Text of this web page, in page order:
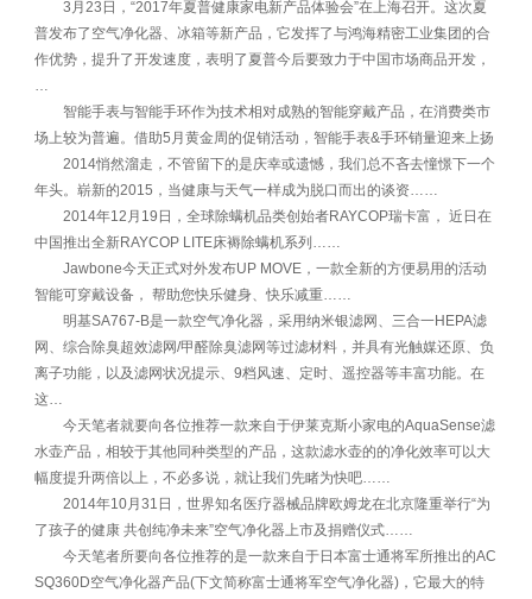
3月23日，“2017年夏普健康家电新产品体验会”在上海召开。这次夏
普发布了空气净化器、冰箱等新产品，它发挥了与鸿海精密工业集团的合
作优势，提升了开发速度，表明了夏普今后要致力于中国市场商品开发，
…
智能手表与智能手环作为技术相对成熟的智能穿戴产品，在消费类市
场上较为普遍。借助5月黄金周的促销活动，智能手表&手环销量迎来上扬
2014悄然溜走，不管留下的是庆幸或遗憾，我们总不吝去憧憬下一个
年头。崭新的2015，当健康与天气一样成为脱口而出的谈资……
2014年12月19日，全球除螨机品类创始者RAYCOP瑞卡富， 近日在
中国推出全新RAYCOP LITE床褥除螨机系列……
Jawbone今天正式对外发布UP MOVE，一款全新的方便易用的活动
智能可穿戴设备， 帮助您快乐健身、快乐减重……
明基SA767-B是一款空气净化器，采用纳米银滤网、三合一HEPA滤
网、综合除臭超效滤网/甲醛除臭滤网等过滤材料，并具有光触媒还原、负
离子功能，以及滤网状况提示、9档风速、定时、遥控器等丰富功能。在
这…
今天笔者就要向各位推荐一款来自于伊莱克斯小家电的AquaSense滤
水壶产品，相较于其他同种类型的产品，这款滤水壶的的净化效率可以大
幅度提升两倍以上，不必多说，就让我们先睹为快吧……
2014年10月31日，世界知名医疗器械品牌欧姆龙在北京隆重举行“为
了孩子的健康 共创纯净未来”空气净化器上市及捐赠仪式……
今天笔者所要向各位推荐的是一款来自于日本富士通将军所推出的AC
SQ360D空气净化器产品(下文简称富士通将军空气净化器)，它最大的特